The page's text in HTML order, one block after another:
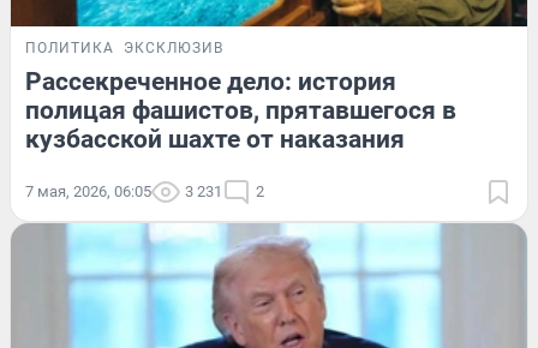
ПОЛИТИКА ЭКСКЛЮЗИВ
Рассекреченное дело: история
полицая фашистов, прятавшегося в
кузбасской шахте от наказания
7 мая, 2026, 06:05 3 231 2